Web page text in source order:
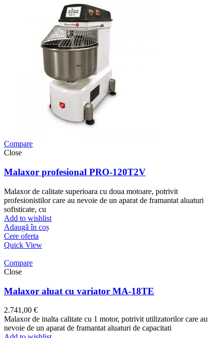
Compare
Close
Malaxor profesional PRO-120T2V
Malaxor de calitate superioara cu doua motoare, potrivit
profesionistilor care au nevoie de un aparat de framantat aluaturi
sofisticate, cu
Add to wishlist
Adaugă în coș
Cere oferta
Quick View
Compare
Close
Malaxor aluat cu variator MA-18TE
2.741,00 €
Malaxor de inalta calitate cu 1 motor, potrivit utilizatorilor care au
nevoie de un aparat de framantat aluaturi de capacitati